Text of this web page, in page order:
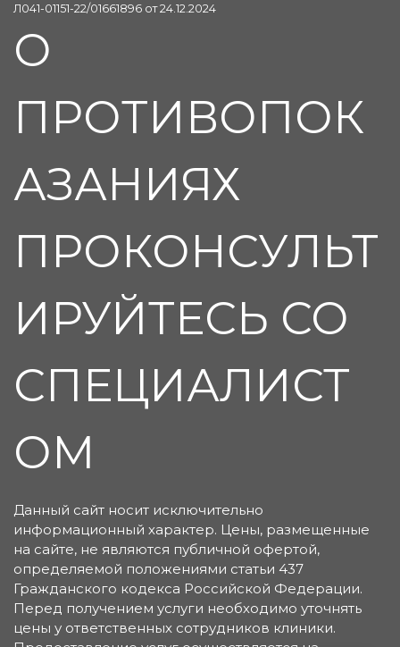
Л041-01151-22/01661896 от 24.12.2024
О
ПРОТИВОПОК
АЗАНИЯХ
ПРОКОНСУЛЬТ
ИРУЙТЕСЬ СО
СПЕЦИАЛИСТ
ОМ
Данный сайт носит исключительно
информационный характер. Цены, размещенные
на сайте, не являются публичной офертой,
определяемой положениями статьи 437
Гражданского кодекса Российской Федерации.
Перед получением услуги необходимо уточнять
цены у ответственных сотрудников клиники.